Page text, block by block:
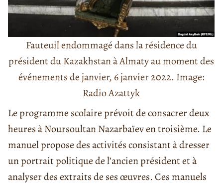
Fauteuil endommagé dans la résidence du
président du Kazakhstan à Almaty au moment des
événements de janvier, 6 janvier 2022. Image:
Radio Azattyk
Le programme scolaire prévoit de consacrer deux
heures à Noursoultan Nazarbaïev en troisième. Le
manuel propose des activités consistant à dresser
un portrait politique de l’ancien président et à
analyser des extraits de ses œuvres. Ces manuels